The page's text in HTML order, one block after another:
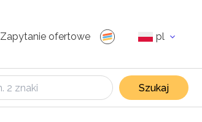
Zapytanie ofertowe pl
Szukaj